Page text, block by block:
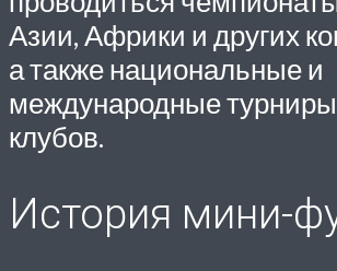
Азии, Африки и других
а также национальные и
международные
клубов.
История мини-